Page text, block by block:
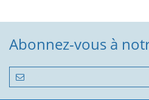
Abonnez-vous à